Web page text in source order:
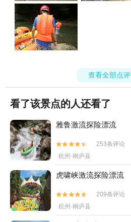
查看全部点评
看了该景点的人还看了
雅鲁激流探险漂流


253条评论
杭州·桐庐县
虎啸峡激流探险漂流


209条评论
杭州·桐庐县